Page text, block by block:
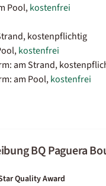
Pool,kostenfrei
kostenpflichtig
kostenfrei
am Strand,
am Pool,kostenfrei
BQ Paguera
Quality Award